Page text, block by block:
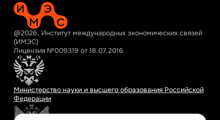
@2026, Институт международных экономических связей
(ИМЭС)
Лицензия №009319 от 18.07.2016
Министерство науки и высшего образования Российской
Федерации